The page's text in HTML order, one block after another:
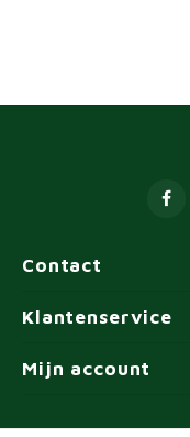
Contact
Klantenservice
Mijn account